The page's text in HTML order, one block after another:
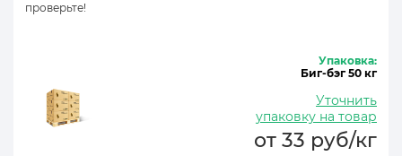
проверьте!
Упаковка:
Биг-бэг 50 кг
Уточнить
упаковку на товар
от 33 руб/кг